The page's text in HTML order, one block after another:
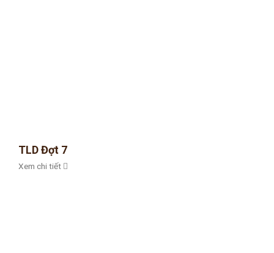
TLD Đợt 7
Xem chi tiết